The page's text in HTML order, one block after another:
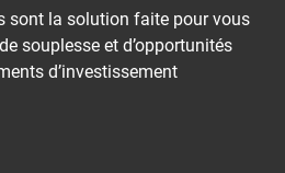
sont la solution faite pour vous
souplesse et d’opportunités
d’investissement